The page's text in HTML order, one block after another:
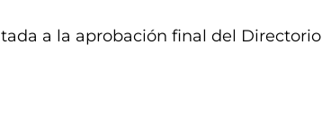
a la aprobación final del Directorio